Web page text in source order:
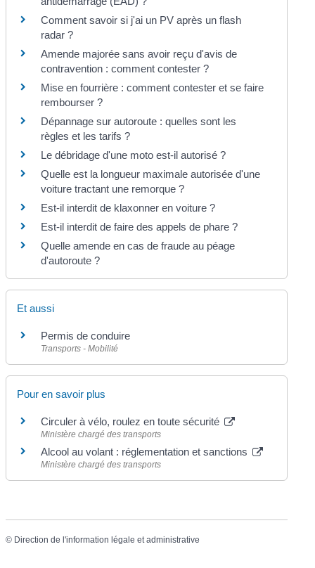
Comment savoir si j'ai un PV après un flash
radar ?
Amende majorée sans avoir reçu d'avis de
contravention : comment contester ?
Mise en fourrière : comment contester et se faire
rembourser ?
Dépannage sur autoroute : quelles sont les
règles et les tarifs ?
Le débridage d'une moto est-il autorisé ?
Quelle est la longueur maximale autorisée d'une
voiture tractant une remorque ?
Est-il interdit de klaxonner en voiture ?
Est-il interdit de faire des appels de phare ?
Quelle amende en cas de fraude au péage
d'autoroute ?
Et aussi
Permis de conduire
Transports - Mobilité
Pour en savoir plus
Circuler à vélo, roulez en toute sécurité
Ministère chargé des transports
Alcool au volant : réglementation et sanctions
Ministère chargé des transports
© Direction de l'information légale et administrative